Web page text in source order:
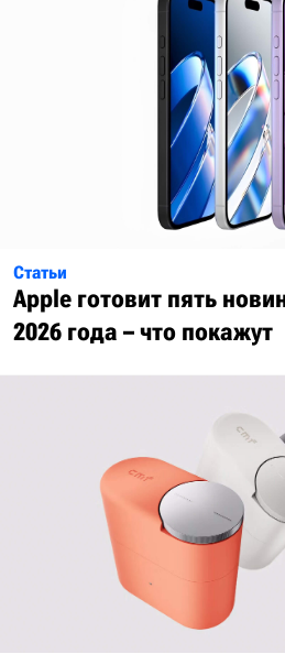
Статьи
Apple готовит пять
2026 года – что покажут